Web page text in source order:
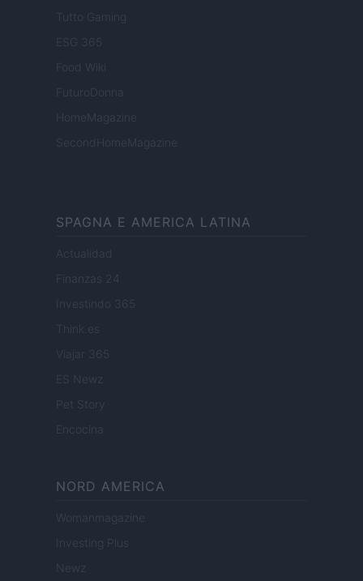
Tutto Gaming
ESG 365
Food Wiki
FuturoDonna
HomeMagazine
SecondHomeMagazine
SPAGNA E AMERICA LATINA
Actualidad
Finanzas 24
Investindo 365
Think.es
Viajar 365
ES Newz
Encocina
NORD AMERICA
Womanmagazine
Investing Plus
Newz